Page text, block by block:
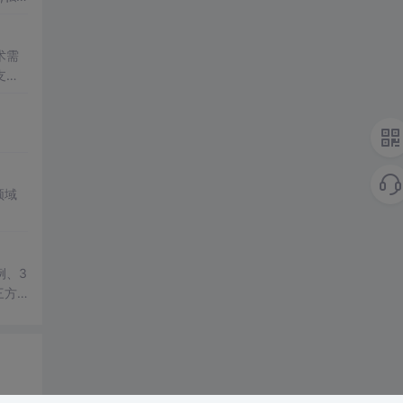
需
A
域
、3
方